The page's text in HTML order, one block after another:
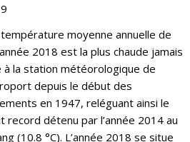
moyenne annuelle de
2018 est la plus chaude jamais
la station météorologique de
depuis le début des
en 1947, reléguant ainsi le
record détenu par l’année 2014 au
(10.8 °C). L’année 2018 se situe